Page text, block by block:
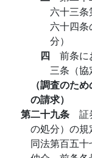
六十三
六十四
分）
四 前条に
三条（協
（調査のた
の請求）
第二十九条 証
の処分）の
同法第百五